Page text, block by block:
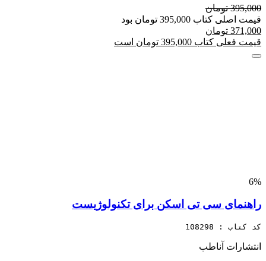
395,000 تومان
قیمت اصلی کتاب 395,000 تومان بود
371,000 تومان
قیمت فعلی کتاب 395,000 تومان است
6%
راهنمای سی تی اسکن برای تکنولوژیست
کد کتاب : 108298
انتشارات آناطب